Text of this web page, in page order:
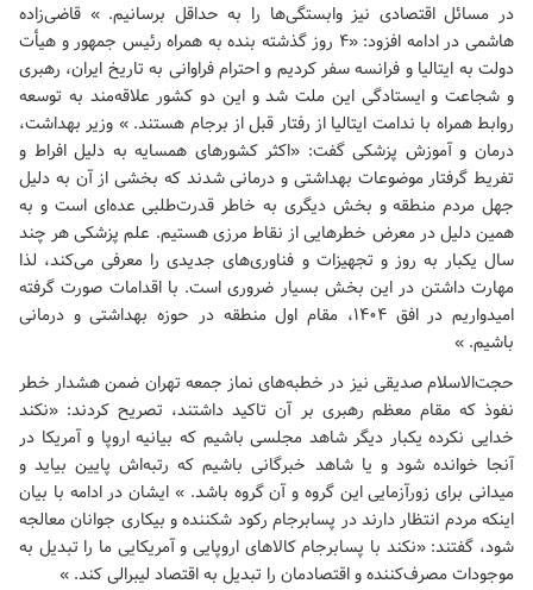
در مسائل اقتصادی نیز وابستگی‌ها را به حداقل برسانیم. » قاضی‌زاده
هاشمی در ادامه افزود: «۴ روز گذشته بنده به همراه رئیس جمهور و هیأت
دولت به ایتالیا و فرانسه سفر کردیم و احترام فراوانی به تاریخ ایران، رهبری
و شجاعت و ایستادگی این ملت شد و این دو کشور علاقه‌مند به توسعه
روابط همراه با ندامت ایتالیا از رفتار قبل از برجام هستند. » وزیر بهداشت،
درمان و آموزش پزشکی گفت: «اکثر کشورهای همسایه به دلیل افراط و
تفریط گرفتار موضوعات بهداشتی و درمانی شدند که بخشی از آن به دلیل
جهل مردم منطقه و بخش دیگری به خاطر قدرت‌طلبی عده‌ای است و به
همین دلیل در معرض خطرهایی از نقاط مرزی هستیم. علم پزشکی هر چند
سال یکبار به روز و تجهیزات و فناوری‌های جدیدی را معرفی می‌کند، لذا
مهارت داشتن در این بخش بسیار ضروری است. با اقدامات صورت گرفته
امیدواریم در افق ۱۴۰۴، مقام اول منطقه در حوزه بهداشتی و درمانی
باشیم. »
حجت‌الاسلام صدیقی نیز در خطبه‌های نماز جمعه تهران ضمن هشدار خطر
نفوذ که مقام معظم رهبری بر آن تاکید داشتند، تصریح کردند: «نکند
خدایی نکرده یکبار دیگر شاهد مجلسی باشیم که بیانیه اروپا و آمریکا در
آنجا خوانده شود و یا شاهد خبرگانی باشیم که رتبه‌اش پایین بیاید و
میدانی برای زورآزمایی این گروه و آن گروه باشد. » ایشان در ادامه با بیان
اینکه مردم انتظار دارند در پسابرجام رکود شکننده و بیکاری جوانان معالجه
شود، گفتند: «نکند با پسابرجام کالاهای اروپایی و آمریکایی ما را تبدیل به
موجودات مصرف‌کننده و اقتصادمان را تبدیل به اقتصاد لیبرالی کند. »